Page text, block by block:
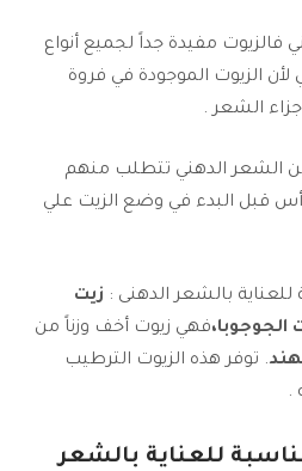
فالزيوت مفيدة جداً لجميع أنواع
الزيوت الموجودة في فروة
الشعر .
الشعر الدهني تتطلب منهم
قبل البدء في وضع الزيت علي
بالشعر الدهنى : زيت
الجوجوبا،فهي زيوت أخف وزناً من
. توفر هذه الزيوت الترطيب
.
للعناية بالشعر